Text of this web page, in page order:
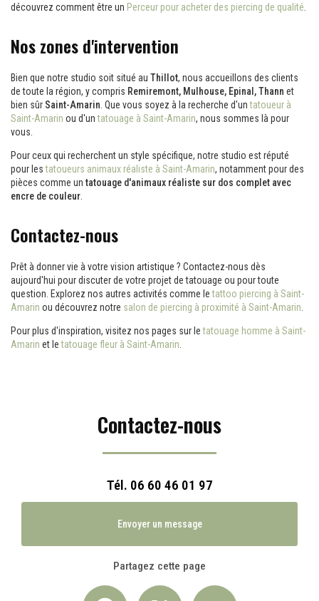
découvrez comment être un Perceur pour acheter des piercing de qualité
Nos zones d'intervention
Bien que notre studio soit situé au Thillot, nous accueillons des clients
de toute la région, y compris Remiremont, Mulhouse, Epinal, Thann et
bien sûr Saint-Amarin . Que vous soyez à la recherche d'untatoueur à
Saint-Amarin ou d'untatouage à Saint-Amarin, nous sommes là pour
vous.
Pour ceux qui recherchent un style spécifique, notre studio est réputé
pour lestatoueurs animaux réaliste à Saint-Amarin, notamment pour des
pièces comme un tatouage d'animaux réaliste sur dos complet avec
encre de couleur
Contactez-nous
Prêt à donner vie à votre vision artistique ? Contactez-nous dès
aujourd'hui pour discuter de votre projet de tatouage ou pour toute
question. Explorez nos autres activités comme letattoo piercing à Saint-
Amarin ou découvrez notre salon de piercing à proximité à Saint-Amarin
Pour plus d'inspiration, visitez nos pages sur letatouage homme à Saint-
Amarin et letatouage fleur à Saint-Amarin
Contactez-nous
Tél. 06 60 46 01 97
Envoyer un message
Partagez cette page
Facebook